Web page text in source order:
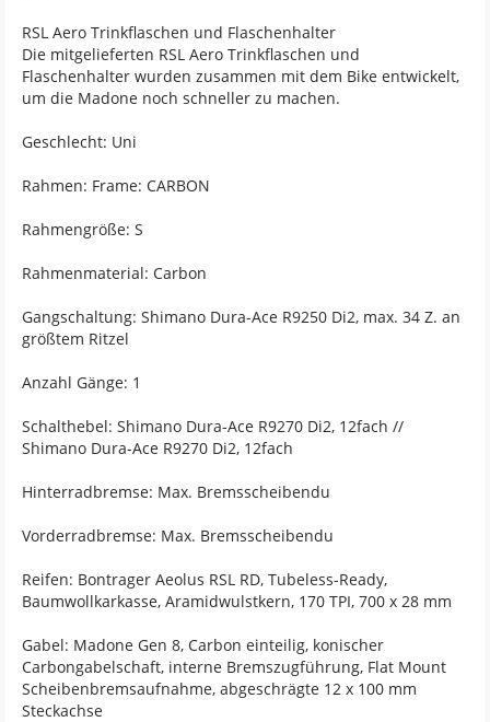
RSL Aero Trinkflaschen und Flaschenhalter
Die mitgelieferten RSL Aero Trinkflaschen und
Flaschenhalter wurden zusammen mit dem Bike entwickelt,
um die Madone noch schneller zu machen.
Geschlecht: Uni
Rahmen: Frame: CARBON
Rahmengröße: S
Rahmenmaterial: Carbon
Gangschaltung: Shimano Dura-Ace R9250 Di2, max. 34 Z. an
größtem Ritzel
Anzahl Gänge: 1
Schalthebel: Shimano Dura-Ace R9270 Di2, 12fach //
Shimano Dura-Ace R9270 Di2, 12fach
Hinterradbremse: Max. Bremsscheibendu
Vorderradbremse: Max. Bremsscheibendu
Reifen: Bontrager Aeolus RSL RD, Tubeless-Ready,
Baumwollkarkasse, Aramidwulstkern, 170 TPI, 700 x 28 mm
Gabel: Madone Gen 8, Carbon einteilig, konischer
Carbongabelschaft, interne Bremszugführung, Flat Mount
Scheibenbremsaufnahme, abgeschrägte 12 x 100 mm
Steckachse